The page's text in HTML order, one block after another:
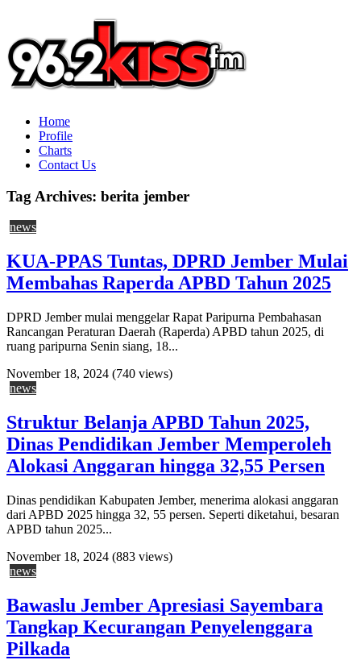
Home
Profile
Charts
Contact Us
Tag Archives: berita jember
news
KUA-PPAS Tuntas, DPRD Jember Mulai
Membahas Raperda APBD Tahun 2025
DPRD Jember mulai menggelar Rapat Paripurna Pembahasan
Rancangan Peraturan Daerah (Raperda) APBD tahun 2025, di
ruang paripurna Senin siang, 18...
November 18, 2024 (740 views)
news
Struktur Belanja APBD Tahun 2025,
Dinas Pendidikan Jember Memperoleh
Alokasi Anggaran hingga 32,55 Persen
Dinas pendidikan Kabupaten Jember, menerima alokasi anggaran
dari APBD 2025 hingga 32, 55 persen. Seperti diketahui, besaran
APBD tahun 2025...
November 18, 2024 (883 views)
news
Bawaslu Jember Apresiasi Sayembara
Tangkap Kecurangan Penyelenggara
Pilkada